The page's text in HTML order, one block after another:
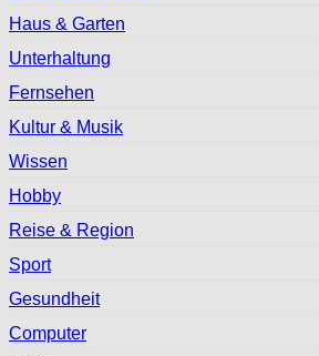
Haus & Garten
Unterhaltung
Fernsehen
Kultur & Musik
Wissen
Hobby
Reise & Region
Sport
Gesundheit
Computer